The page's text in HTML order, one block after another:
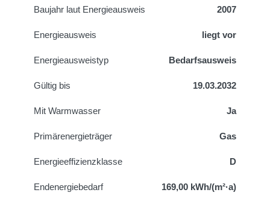
Baujahr laut Energieausweis 2007
Energieausweis liegt vor
Energie­ausweistyp Bedarfsausweis
Gültig bis 19.03.2032
Mit Warmwasser Ja
Primärenergieträger Gas
Energieeffizienzklasse D
Endenergiebedarf 169,00 kWh/(m²·a)